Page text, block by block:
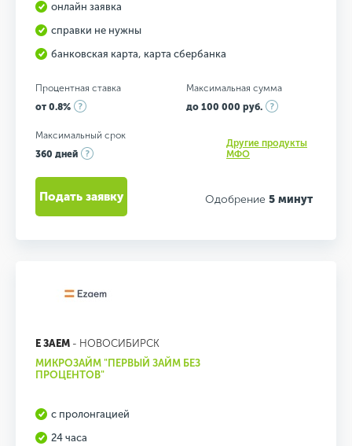
онлайн заявка
справки не нужны
банковская карта, карта сбербанка
Процентная ставка
от 0.8%
Максимальная сумма
до 100 000 руб.
Максимальный срок
360 дней
Другие продукты
МФО
Одобрение 5 минут
Подать заявку
Е ЗАЕМ - НОВОСИБИРСК
МИКРОЗАЙМ "ПЕРВЫЙ ЗАЙМ БЕЗ
ПРОЦЕНТОВ"
с пролонгацией
24 часа